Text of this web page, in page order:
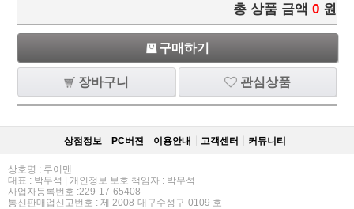
총 상품 금액 0 원
구매하기
장바구니 관심상품
상점정보 PC버젼 이용안내 고객센터 커뮤니티
상호명 : 루어맨
대표 : 박무석 | 개인정보 보호 책임자 : 박무석
사업자등록번호 :229-17-65408
통신판매업신고번호 : 제 2008-대구수성구-0109 호